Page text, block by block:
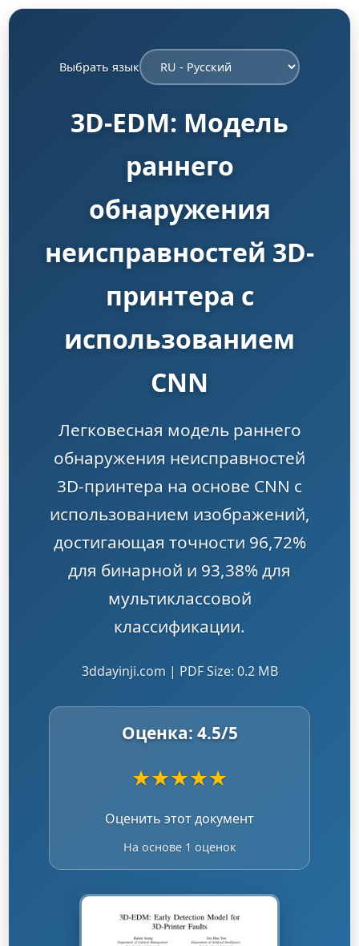
Выбрать язык
3D-EDM: Модель
раннего
обнаружения
неисправностей 3D-
принтера с
использованием
CNN
Легковесная модель раннего
обнаружения неисправностей
3D-принтера на основе CNN с
использованием изображений,
достигающая точности 96,72%
для бинарной и 93,38% для
мультиклассовой
классификации.
3ddayinji.com | PDF Size: 0.2 MB
Оценка: 4.5/5
★★★★★
Оценить этот документ
На основе 1 оценок